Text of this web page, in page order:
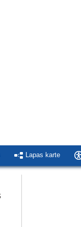
Lapas karte